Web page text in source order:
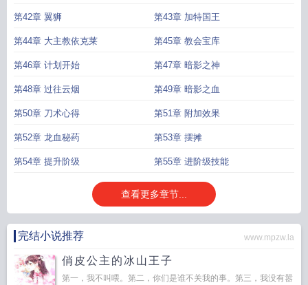
第42章 翼狮 第43章 加特国王
第44章 大主教依克莱 第45章 教会宝库
第46章 计划开始 第47章 暗影之神
第48章 过往云烟 第49章 暗影之血
第50章 刀术心得 第51章 附加效果
第52章 龙血秘药 第53章 摆摊
第54章 提升阶级 第55章 进阶级技能
查看更多章节...
完结小说推荐 www.mpzw.la
俏皮公主的冰山王子
第一，我不叫喂。第二，你们是谁不关我的事。第三，我没有嚣